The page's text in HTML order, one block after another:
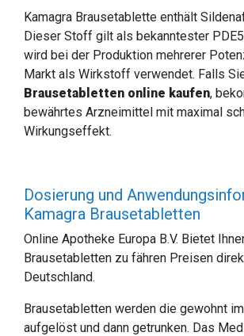
Kamagra Brausetablette enthält
Dieser Stoff gilt als bekanntester
wird bei der Produktion mehrerer
Markt als Wirkstoff verwendet. Falls
Brausetabletten online kaufen,
bewährtes Arzneimittel mit maximal
Wirkungseffekt.
Dosierung und
Kamagra Brausetabletten
Online Apotheke Europa B.V. Bietet
Brausetabletten zu fähren Preisen
Deutschland.
Brausetabletten werden die gewohnt
aufgelöst und dann getrunken. Das